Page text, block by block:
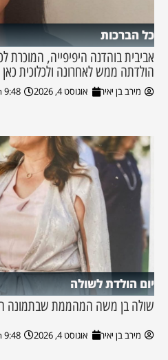
כל הברכות
אביבית בוהדנה היפיפייה, המוכרת
הולדתה ממש לאחרונה ולכלוכית כאן
מירב בן יאיר אוגוסט 4, 2026 9:48 pm
יום הולדת לשולה
שולה בן משה המהממת שבתמונה
מירב בן יאיר אוגוסט 4, 2026 9:48 pm